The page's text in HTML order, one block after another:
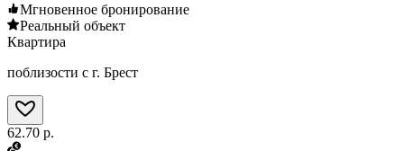
Мгновенное бронирование
Реальный объект
Квартира
поблизости с г. Брест
62.70 р.